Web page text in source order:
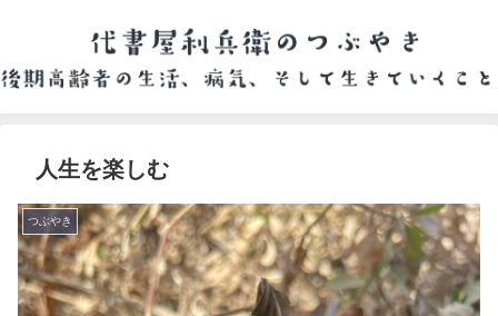
人生を楽しむ
つぶやき